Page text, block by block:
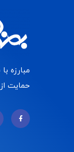
مبارزه
حمایت